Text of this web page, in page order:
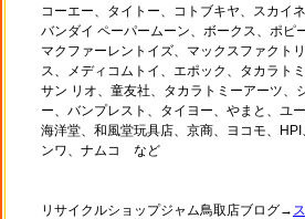
コーエー、タイトー、コトブキヤ、スカイ
バンダイ ペーパームーン、ボークス、ポピ
マクファーレントイズ、マックスファクト
ス、メディコムトイ、エポック、タカラト
サン リオ、童友社、タカラトミーアーツ、
ー、バンプレスト、タイヨー、やまと、ユ
海洋堂、和風堂玩具店、京商、ヨコモ、
ンワ、ナムコ など
リサイクルショップジャム鳥取店ブログ→